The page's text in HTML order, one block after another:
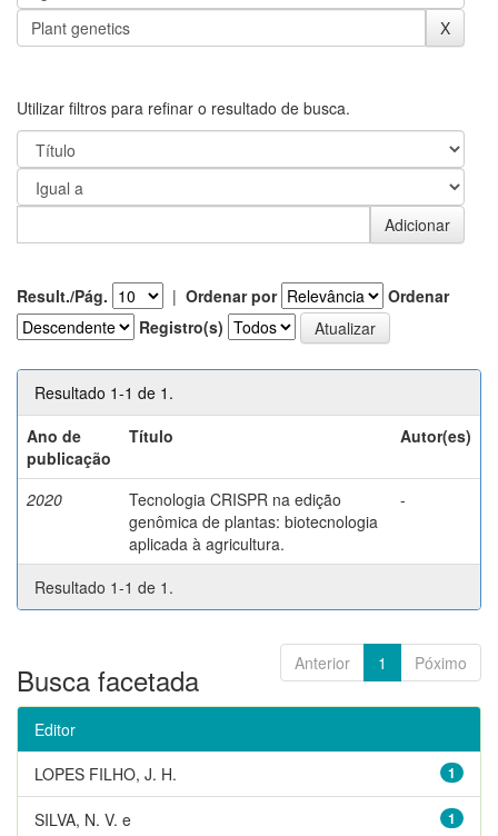
Utilizar filtros para refinar o resultado de busca.
Result./Pág. | Ordenar por
Ordenar
Registro(s)
Resultado 1-1 de 1.
Ano de
publicação
Título Autor(es)
2020
Tecnologia CRISPR na edição
genômica de plantas: biotecnologia
aplicada à agricultura.
-
Resultado 1-1 de 1.
Anterior 1 Póximo
Busca facetada
Editor
1
LOPES FILHO, J. H.
1
SILVA, N. V. e